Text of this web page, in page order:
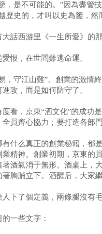
是不可能的。”因為盡管技
歷史的，才叫以史為鑒，
話西游里《一生所愛》的那
，在世間難逃命運。
守江山難”。創業的激情終
攻，而是如何防守了。
，京東“酒文化”的成功是
全員齊心協力；要打造各部
什么真正的創業秘籍，都
業精神。創業初期，京東的
著酒氣消于無形。酒桌上，
胸脯立下。酒醒后，大家
下了個定義，兩條腿沒有
一些文字：